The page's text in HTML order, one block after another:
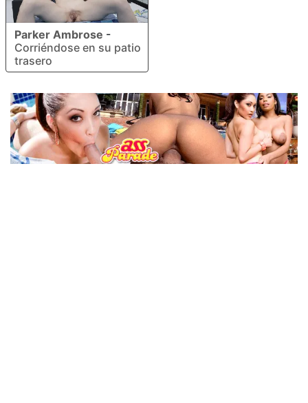
Parker Ambrose -
Corriéndose en su patio
trasero